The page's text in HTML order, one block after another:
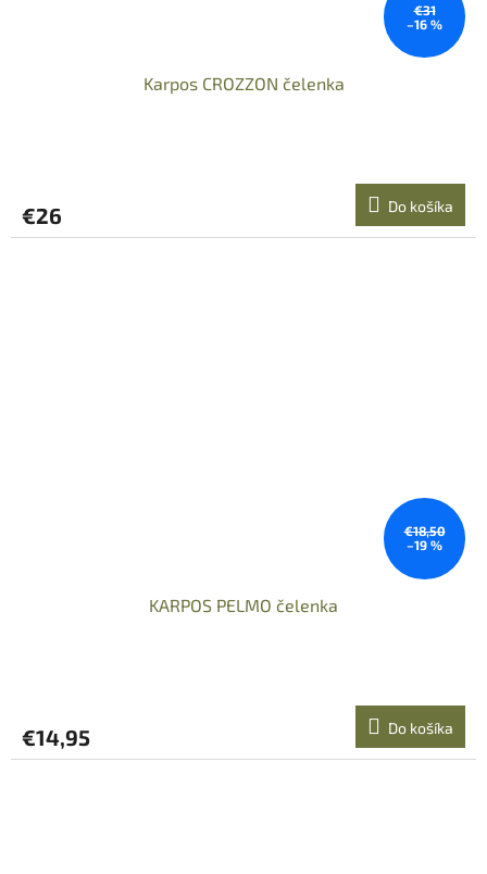
€31
–16 %
Karpos CROZZON čelenka
€26 Do košíka
€18,50
–19 %
KARPOS PELMO čelenka
€14,95 Do košíka